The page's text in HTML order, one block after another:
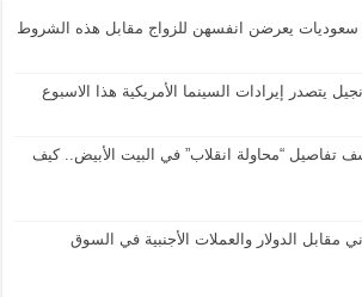
سعوديات يعرضن انفسهن للزواج مقابل هذه الشروط
تفاصيل “محاولة انقلاب” في البيت الأبيض.. كيف
مقابل الدولار والعملات الأجنبية في السوق